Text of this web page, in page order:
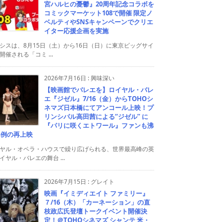
宮ハルヒの憂鬱』20周年記念コラボを
コミックマーケット108で開催 限定ノ
ベルティやSNSキャンペーンでクリエ
イター応援企画を実施
スは、8月15日（土）から16日（日）に東京ビッグサイ
催される「コミ ...
2026年7月16日 :興味深い
【映画館でバレエを】ロイヤル・バレ
エ『ジゼル』7/16（金）からTOHOシ
ネマズ日本橋にてアンコール上映！プ
リンシパル高田茜による“ジゼル” に
『パリに咲くエトワール』ファンも沸
の再上映
ル・オペラ・ハウスで繰り広げられる、世界最高峰の英
ヤル・バレエの舞台 ...
2026年7月15日 : グレイト
映画『イミディエイト ファミリー』
７/16（木）「カーネーション」の直
枝政広氏登壇トークイベント開催決
定！＠TOHOシネマズ シャンテ 米・